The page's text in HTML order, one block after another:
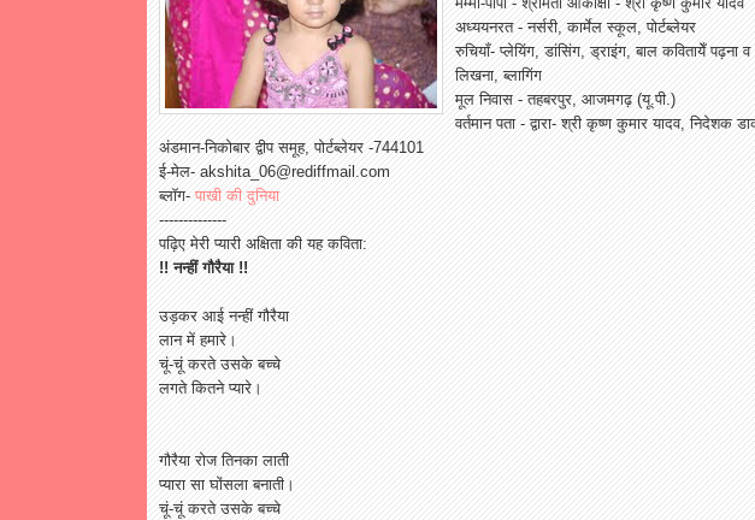
अध्ययनरत - नर्सरी, कार्मेल स्कूल, पोर्टब्लेयर
रुचियाँ- प्लेयिंग, डांसिंग, ड्राइंग, बाल कवितायेँ पढ़ना व
लिखना, ब्लागिंग
मूल निवास - तहबरपुर, आजमगढ़ (यू.पी.)
वर्तमान पता - द्वारा- श्री कृष्ण कुमार यादव, निदेशक
अंडमान-निकोबार द्वीप समूह, पोर्टब्लेयर -744101
ई-मेल- akshita_06@rediffmail.com
ब्लॉग-पाखी की दुनिया
--------------
पढ़िए मेरी प्यारी अक्षिता की यह कविता:
!! नन्हीं गौरैया !!
उड़कर आई नन्हीं गौरैया
लान में हमारे।
चूं-चूं करते उसके बच्चे
लगते कितने प्यारे।
गौरैया रोज तिनका लाती
प्यारा सा घोंसला बनाती।
चूं-चूं करते उसके बच्चे